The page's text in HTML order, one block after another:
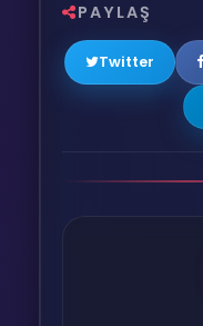
PAYLAŞ
Twitter